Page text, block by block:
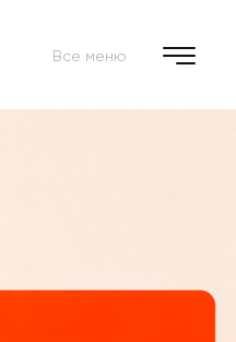
Все меню